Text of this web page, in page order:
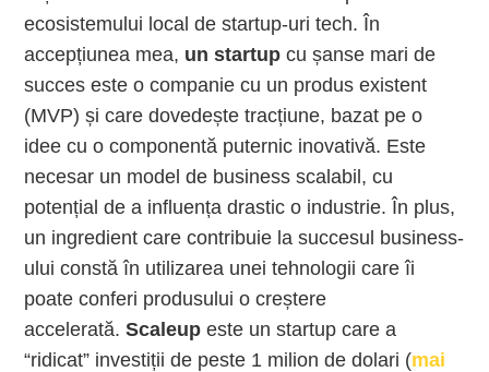
ecosistemului local de startup-uri tech. În
accepțiunea mea, un startup cu șanse mari de
succes este o companie cu un produs existent
(MVP) și care dovedește tracțiune, bazat pe o
idee cu o componentă puternic inovativă. Este
necesar un model de business scalabil, cu
potențial de a influența drastic o industrie. În plus,
un ingredient care contribuie la succesul business-
ului constă în utilizarea unei tehnologii care îi
poate conferi produsului o creștere
accelerată.Scaleup este un startup care a
“ridicat” investiții de peste 1 milion de dolari (mai